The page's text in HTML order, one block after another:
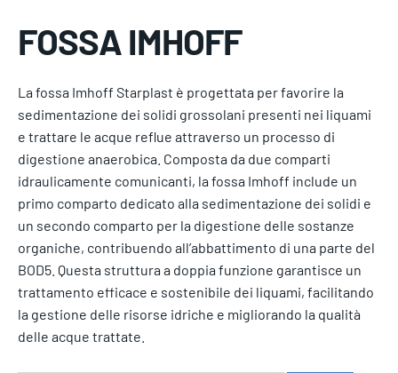
FOSSA IMHOFF
La fossa Imhoff Starplast è progettata per favorire la
sedimentazione dei solidi grossolani presenti nei liquami
e trattare le acque reflue attraverso un processo di
digestione anaerobica. Composta da due comparti
idraulicamente comunicanti, la fossa Imhoff include un
primo comparto dedicato alla sedimentazione dei solidi e
un secondo comparto per la digestione delle sostanze
organiche, contribuendo all’abbattimento di una parte del
BOD5. Questa struttura a doppia funzione garantisce un
trattamento efficace e sostenibile dei liquami, facilitando
la gestione delle risorse idriche e migliorando la qualità
delle acque trattate.